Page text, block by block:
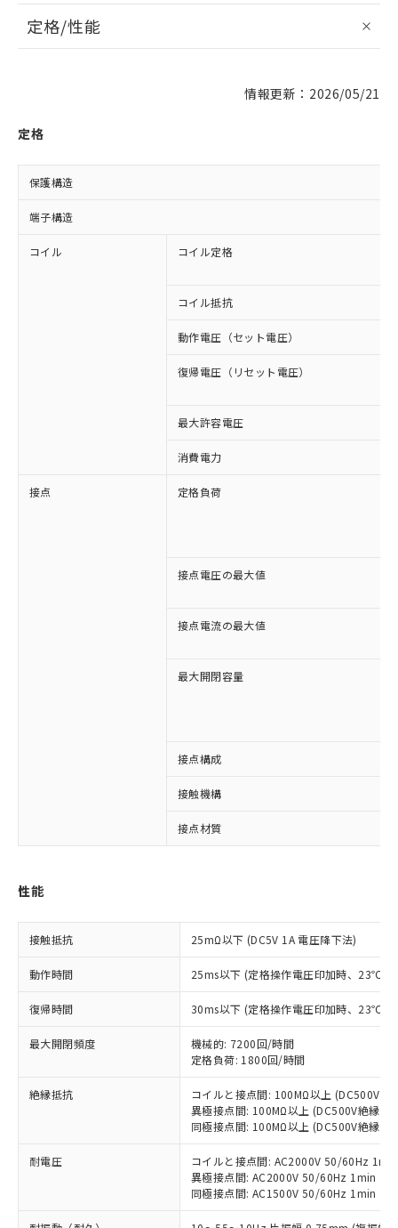
定格/性能
情報更新：2026/05/21
定格
保護構造
端子構造
コイル コイル定格
コイル抵抗
動作電圧（セット電圧）
復帰電圧（リセット電圧）
最大許容電圧
消費電力
接点 定格負荷
接点電圧の最大値
接点電流の最大値
最大開閉容量
接点構成
接触機構
接点材質
性能
接触抵抗 25mΩ以下 (DC5V 1A 電圧降下法)
動作時間 25ms以下 (定格操作電圧印加時、23℃、
復帰時間 30ms以下 (定格操作電圧印加時、23℃、
最大開閉頻度
機械的: 7200回/時間
定格負荷: 1800回/時間
絶縁抵抗
コイルと接点間: 100MΩ以上 (DC500V絶
異極接点間: 100MΩ以上 (DC500V絶縁抵
同極接点間: 100MΩ以上 (DC500V絶縁抵
耐電圧
コイルと接点間: AC2000V 50/60Hz 1min
異極接点間: AC2000V 50/60Hz 1min
同極接点間: AC1500V 50/60Hz 1min
以下の条件をお読みいただき、同意のうえ
ご利用ください。
本サービスは、当社制御機器事業取扱
商品の当社在庫状況および標準価格
(税抜)を提供させていただくもので
当社制御機器事業取扱商品の中には、
本サービスの対象外となる商品もある
ことをご了承ください。
在庫状況および標準価格照会結果は、
記載している更新日時点での社内デー
タに基づき作成されるものであり、閲
覧された時点での実際の在庫および標
準価格とは異なる場合があることをご
対応済み：EU RoHS指令（10物質）の
商品です。
対応予定なし：EU RoHS指令（10物質）の
非含有に非対応の商品で、対応品を出す予
定はありません。
調査・確認中：EU RoHS指令（10物質）の
非含有の対応状況を調査中または確認中の
商品です。
非該当品：ライセンス料など無形物で、有
害物質有無と関係のない商品です。
仕入先様の事情により、非含有部品として
いたものが、含有品と判明した場合などや
むを得ず変更することがあります。
*EU RoHS指令（10物質）：
鉛(Pb) 1000ppm以下、 水銀(Hg) 1000ppm以下、 カド
ミウム(Cd) 100ppm以下、
六価クロム(Cr(Ⅵ)) 1000ppm以下、ポリ臭化ビフェニル
類(PBB) 1000ppm以下、ポリ臭化ジフェニルエーテル類
※1 中国RoHS○×表
「○」：最大均質材料含有率が中国RoHSの
基準値以下であることを示します。
「×」：最大均質材料含有率が中国RoHSの
基準値を超えていることを示します。
「－」：未確認です。当社販売部門へお問
い合わせください。
*中国RoHS10物質の基準値 (GB/T26572)：
Pb(鉛) :1000ppm、 Hg(水銀) : 1000ppm、 Cd(カドミウ
当社は、これら貴社製品のうち、外国
為替および外国貿易法に定める商品
（以下｢規制貨物等」という）を輸出
または国外への提供する場合は、日本
国政府の輸出許可(または役務取引許
可)を取得するなどの必要な手続きを